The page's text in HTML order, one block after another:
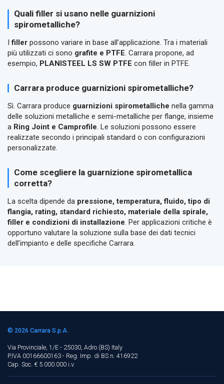
Quali filler si usano nelle guarnizioni
spirometalliche?
Ifiller possono variare in base all’applicazione. Tra i materiali
più utilizzati ci sono grafite e PTFE. Carrara propone, ad
esempio, PLANISTEEL LS SW PTFE con filler in PTFE.
Carrara produce guarnizioni spirometalliche?
Sì. Carrara produce guarnizioni spirometalliche nella gamma
delle soluzioni metalliche e semi-metalliche per flange, insieme
a Ring Joint e Camprofile. Le soluzioni possono essere
realizzate secondo i principali standard o con configurazioni
personalizzate.
Come scegliere la guarnizione spirometallica
corretta?
La scelta dipende da pressione, temperatura, fluido, tipo di
flangia, rating, standard richiesto, materiale della spirale,
filler e condizioni di installazione. Per applicazioni critiche è
opportuno valutare la soluzione sulla base dei dati tecnici
dell’impianto e delle specifiche Carrara.
© 2026 Carrara S.p.A.
Via Provinciale, 1/E - 25030, Adro (BS) Italy
P.IVA 00166600163 - Reg. Imp. di BS n. 416922
Cap. Soc. € 5.000.000 i.v.